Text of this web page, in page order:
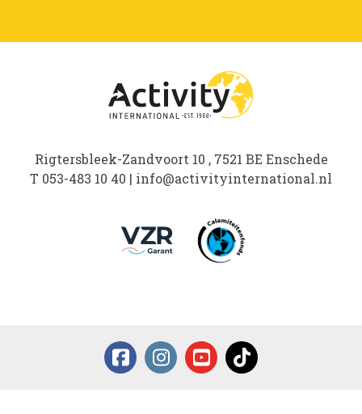
Rigtersbleek-Zandvoort 10 , 7521 BE Enschede
T 053-483 10 40 | info@activityinternational.nl